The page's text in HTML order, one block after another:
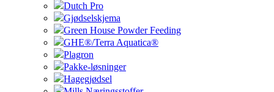
Dutch Pro
Gjødselskjema
Green House Powder Feeding
GHE®/Terra Aquatica®
Plagron
Pakke-løsninger
Hagegjødsel